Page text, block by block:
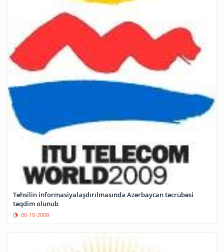
Təhsilin informasiyalaşdırılmasında Azərbaycan təcrübəsi
təqdim olunub
06-10-2009